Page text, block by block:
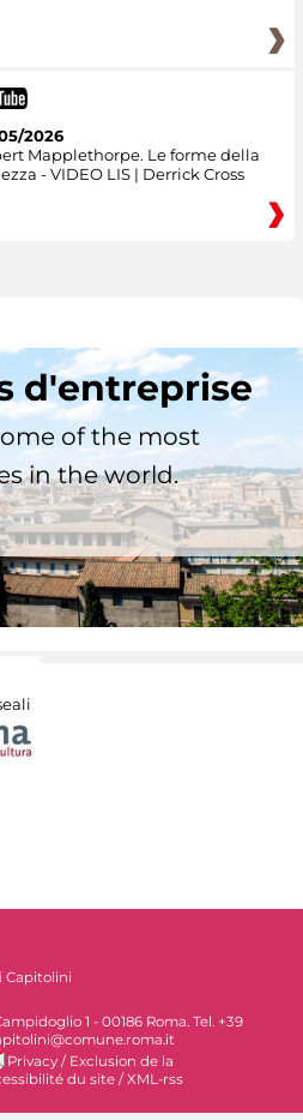
2026
Mapplethorpe. Le forme della
- VIDEO LIS | Derrick Cross
d'entreprise
of the most
in the world.
Capitolini
1 - 00186 Roma. Tel. +39
Privacy / Exclusion de la
du site / XML-rss